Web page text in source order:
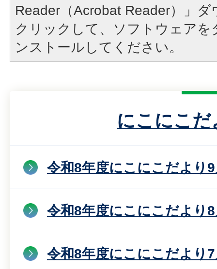
Reader（Acrobat Reader）」
クリックして、ソフトウェア
ンストールしてください。
にこにこだ
令和8年度にこにこだより
令和8年度にこにこだより
令和8年度にこにこだより